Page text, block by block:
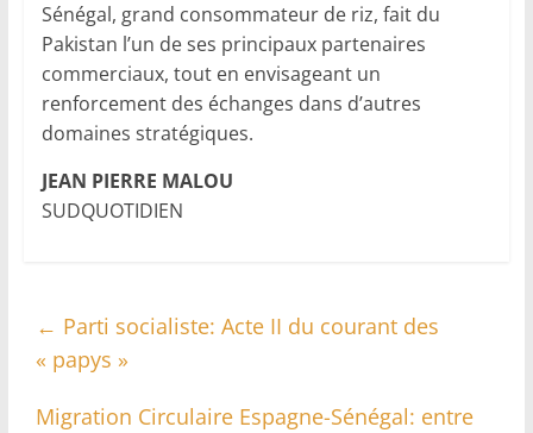
Sénégal, grand consommateur de riz, fait du
Pakistan l’un de ses principaux partenaires
commerciaux, tout en envisageant un
renforcement des échanges dans d’autres
domaines stratégiques.
JEAN PIERRE MALOU
SUDQUOTIDIEN
← Parti socialiste: Acte II du courant des
« papys »
Migration Circulaire Espagne-Sénégal: entre